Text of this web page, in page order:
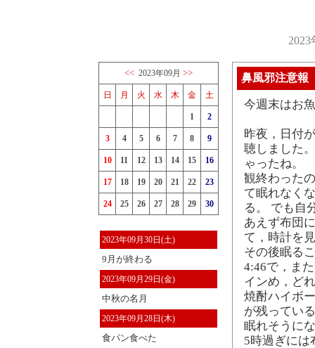
<< 2023年09月 >>
日 月 火 水 木 金 土
1 2
3 4 5 6 7 8 9
10 11 12 13 14 15 16
17 18 19 20 21 22 23
24 25 26 27 28 29 30
2023年09月30日(土)
9月が終わる
2023年09月29日(金)
中秋の名月
2023年09月28日(木)
食パン食べた
鼻風邪注意報
今週末はお
昨夜，日付
聴しました
ゃったね。
観終わった
て眠れなく
る。 でも自
あえず布団
て，時計を
その後眠る
4:46で，ま
インめ，ど
焼酎ハイボ
が残ってい
眠れそうに
5時過ぎには